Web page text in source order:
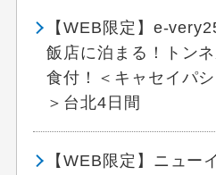
【WEB限定】e-
飯店に泊まる！トン
食付！＜キャセイパ
＞台北4日間
【WEB限定】ニュー